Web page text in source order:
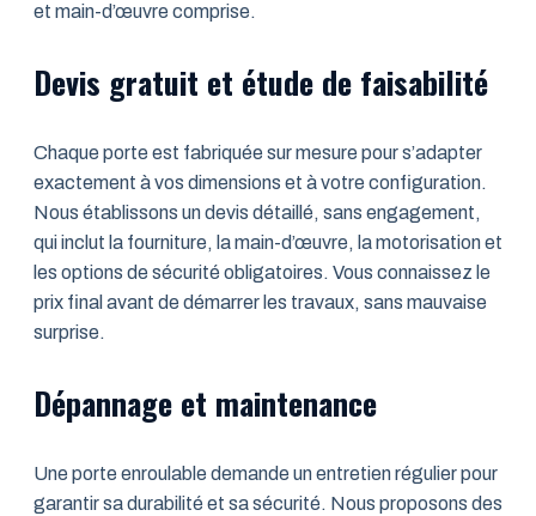
et main-d’œuvre comprise.
Devis gratuit et étude de faisabilité
Chaque porte est fabriquée sur mesure pour s’adapter
exactement à vos dimensions et à votre configuration.
Nous établissons un devis détaillé, sans engagement,
qui inclut la fourniture, la main-d’œuvre, la motorisation et
les options de sécurité obligatoires. Vous connaissez le
prix final avant de démarrer les travaux, sans mauvaise
surprise.
Dépannage et maintenance
Une porte enroulable demande un entretien régulier pour
garantir sa durabilité et sa sécurité. Nous proposons des